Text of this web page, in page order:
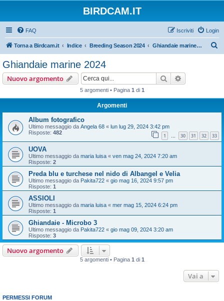
BIRDCAM.IT
FAQ Login
Iscriviti
Torna a Birdcam.it Indice Breeding Season 2024 Ghiandaie marine 2024
Ghiandaie marine 2024
Nuovo argomento Cerca
5 argomenti • Pagina 1 di 1
Argomenti
Album fotografico
Ultimo messaggio da Angela 68 « lun lug 29, 2024 3:42 pm
Risposte: 482 1 … 30 31 32 33
UOVA
Ultimo messaggio da maria luisa « ven mag 24, 2024 7:20 am
Risposte: 2
Preda blu e turchese nel nido di Albangel e Velia
Ultimo messaggio da Pakita722 « gio mag 16, 2024 9:57 pm
Risposte: 1
ASSIOLI
Ultimo messaggio da maria luisa « mer mag 15, 2024 6:24 pm
Risposte: 1
Ghiandaie - Microbo 3
Ultimo messaggio da Pakita722 « gio mag 09, 2024 3:20 am
Risposte: 3
Nuovo argomento
5 argomenti • Pagina 1 di 1
Vai a
PERMESSI FORUM